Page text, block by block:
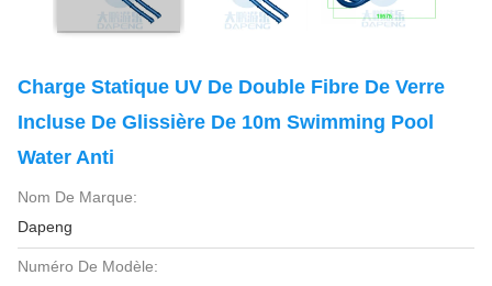
Charge Statique UV De Double Fibre De Verre
Incluse De Glissière De 10m Swimming Pool
Water Anti
Nom De Marque:
Dapeng
Numéro De Modèle: